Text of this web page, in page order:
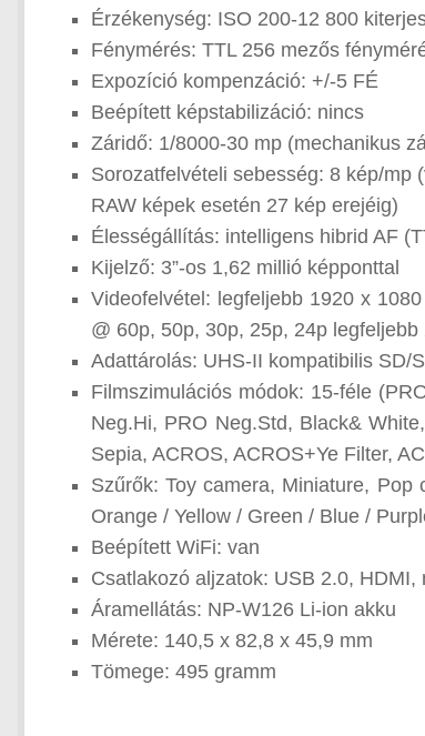
Érzékenység: ISO 200-12 800
Fénymérés: TTL 256 mezős
Expozíció kompenzáció: +/-5 FÉ
Beépített képstabilizáció: nincs
Záridő: 1/8000-30 mp (mechanikus
Sorozatfelvételi sebesség: 8 kép/mp
RAW képek esetén 27 kép erejéig)
Élességállítás: intelligens hibrid AF
Kijelző: 3”-os 1,62 millió képponttal
Videofelvétel: legfeljebb 1920 x
@ 60p, 50p, 30p, 25p, 24p legfeljebb
Adattárolás: UHS-II kompatibilis SD/
Filmszimulációs módok: 15-féle
Neg.Hi, PRO Neg.Std, Black&
Sepia, ACROS, ACROS+Ye Filter,
Szűrők: Toy camera, Miniature,
Orange / Yellow / Green / Blue /
Beépített WiFi: van
Csatlakozó aljzatok: USB 2.0,
Áramellátás: NP-W126 Li-ion akku
Mérete: 140,5 x 82,8 x 45,9 mm
Tömege: 495 gramm